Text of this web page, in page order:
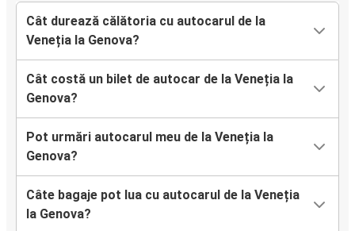
Cât durează călătoria cu autocarul de la
Veneția la Genova?
Cât costă un bilet de autocar de la Veneția la
Genova?
Pot urmări autocarul meu de la Veneția la
Genova?
Câte bagaje pot lua cu autocarul de la Veneția
la Genova?